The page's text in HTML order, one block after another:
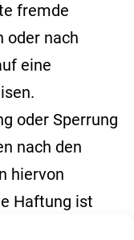
fremde
oder nach
eine
oder Sperrung
nach den
hiervon
Haftung ist
Kenntnis